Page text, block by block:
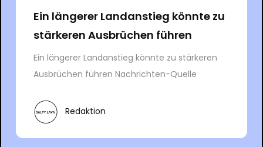
Ein längerer Landanstieg könnte zu
stärkeren Ausbrüchen führen
Ein längerer Landanstieg könnte zu stärkeren
Ausbrüchen führen Nachrichten-Quelle
Redaktion